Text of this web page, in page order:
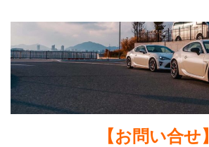
【お問い合せ】